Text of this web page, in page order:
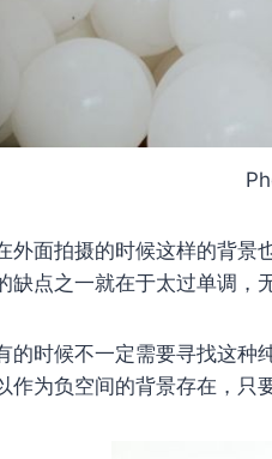
外面拍摄的时候这样的背景
缺点之一就在于太过单调，
的时候不一定需要寻找这种
作为负空间的背景存在，只